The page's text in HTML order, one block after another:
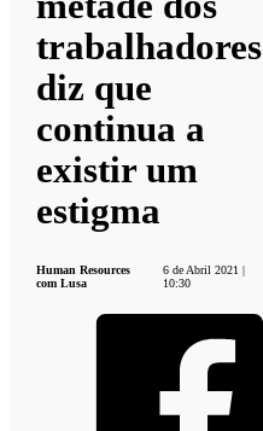
trabalhadores
diz que
continua a
existir um
estigma
Human Resources
com Lusa
6 de Abril 2021 |
10:30